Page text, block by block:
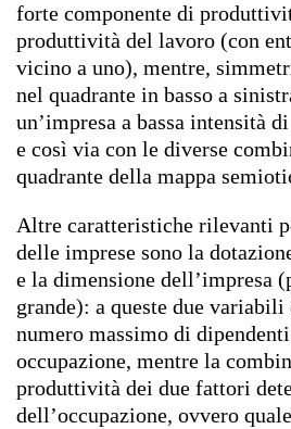
forte componente di
produttività del lavoro (con
vicino a uno), mentre,
nel quadrante in basso a
un’impresa a bassa intensità
e così via con le diverse
quadrante della mappa
Altre caratteristiche rilevanti
delle imprese sono la
e la dimensione dell’impresa
grande): a queste due
numero massimo di
occupazione, mentre la
produttività dei due fattori
dell’occupazione, ovvero